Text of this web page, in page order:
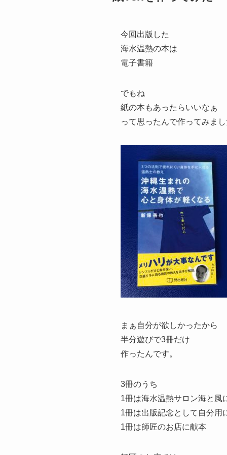
今回出版した
海水温熱の本は
電子書籍
でもね
紙の本もあったらいいなぁ
って思ったんで作ってみま
まぁ自分が欲しかったから
半分遊びで3冊だけ
作ったんです。
3冊のうち
1冊は海水温熱サロン海と風
1冊は出版記念として自分用
1冊は師匠のお店に献本